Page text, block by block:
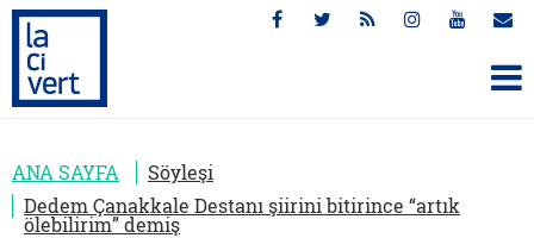
ANA SAYFA
Söyleşi
Dedem Çanakkale Destanı şiirini bitirince “artık
ölebilirim” demiş